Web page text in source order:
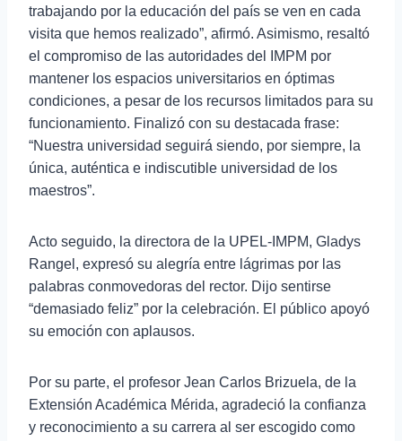
trabajando por la educación del país se ven en cada
visita que hemos realizado”, afirmó. Asimismo, resaltó
el compromiso de las autoridades del IMPM por
mantener los espacios universitarios en óptimas
condiciones, a pesar de los recursos limitados para su
funcionamiento. Finalizó con su destacada frase:
“Nuestra universidad seguirá siendo, por siempre, la
única, auténtica e indiscutible universidad de los
maestros”.
Acto seguido, la directora de la UPEL-IMPM, Gladys
Rangel, expresó su alegría entre lágrimas por las
palabras conmovedoras del rector. Dijo sentirse
“demasiado feliz” por la celebración. El público apoyó
su emoción con aplausos.
Por su parte, el profesor Jean Carlos Brizuela, de la
Extensión Académica Mérida, agradeció la confianza
y reconocimiento a su carrera al ser escogido como